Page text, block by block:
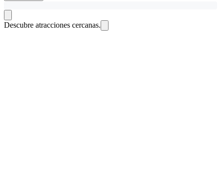
Descubre atracciones cercanas.